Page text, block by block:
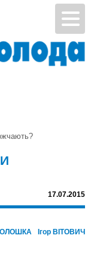
17.07.2015
Ігор ВІТОВИЧ